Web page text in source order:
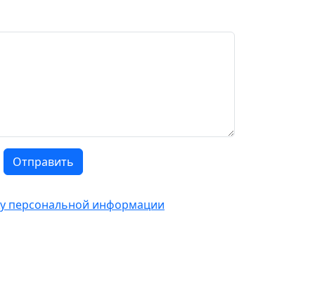
Отправить
персональной информации